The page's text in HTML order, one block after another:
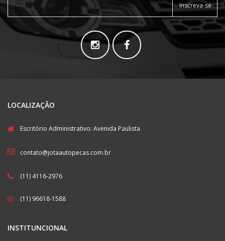
Inscreva-se
LOCALIZAÇÃO
Escritório Administrativo: Avenida Paulista
contato@jotaautopecas.com.br
(11) 4116-2976
(11) 96618-1588
INSTITUNCIONAL